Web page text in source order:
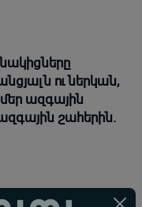
ու ներկան,
մեր ազգային
շահերին.
իջեցնի ու